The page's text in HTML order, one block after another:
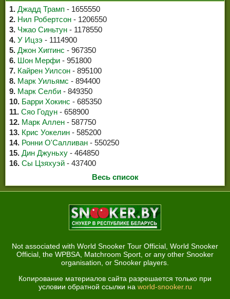
1. Джадд Трамп - 1655550
2. Нил Робертсон - 1206550
3. Чжао Синьтун - 1178550
4. У Ицзэ - 1114900
5. Джон Хиггинс - 967350
6. Шон Мерфи - 951800
7. Кайрен Уилсон - 895100
8. Марк Уильямс - 894400
9. Марк Селби - 849350
10. Барри Хокинс - 685350
11. Сяо Годун - 658900
12. Марк Аллен - 587750
13. Крис Уокелин - 585200
14. Ронни О'Салливан - 550250
15. Дин Джуньху - 464850
16. Сы Цзяхуэй - 437400
Весь список
Not associated with World Snooker Tour Official, World Snooker
Official, the WPBSA, Matchroom Sport, or any other Snooker
organisation, or Snooker players.
Копирование материалов сайта разрешается только при
условии обратной ссылки на world-snooker.ru